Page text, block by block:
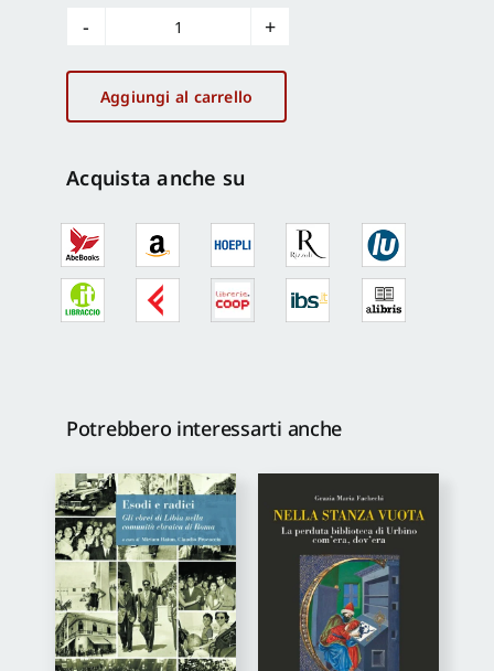
Codex
Purpureus
Rossanensis
quantità
Aggiungi al carrello
Acquista anche su
Potrebbero interessarti anche